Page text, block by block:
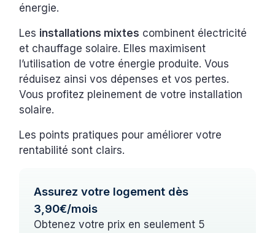
énergie.
Les installations mixtes combinent électricité
et chauffage solaire. Elles maximisent
l’utilisation de votre énergie produite. Vous
réduisez ainsi vos dépenses et vos pertes.
Vous profitez pleinement de votre installation
solaire.
Les points pratiques pour améliorer votre
rentabilité sont clairs.
Assurez votre logement dès
3,90€/mois
Obtenez votre prix en seulement 5